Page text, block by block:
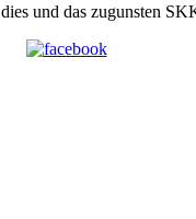
dies und das zugunsten